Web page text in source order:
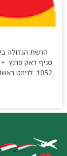
הרשת הגדולה